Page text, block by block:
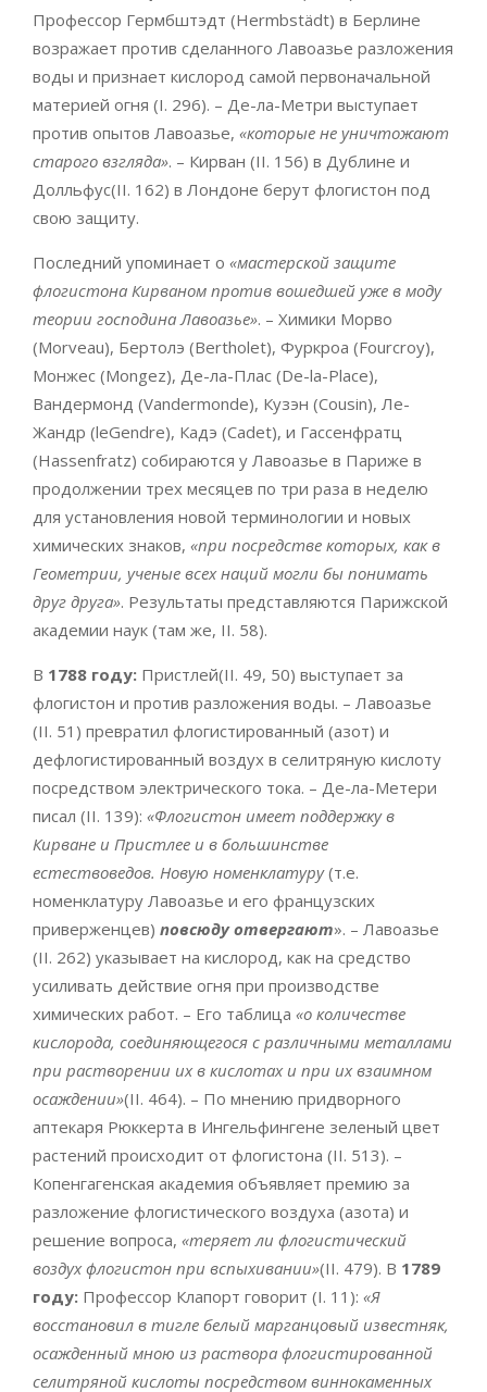
Профессор Гермбштэдт (Hermbstädt) в Берлине
возражает против сделанного Лавоазье разложения
воды и признает кислород самой первоначальной
материей огня (I. 296). – Де-ла-Метри выступает
против опытов Лавоазье, «которые не уничтожают
старого взгляда». – Кирван (II. 156) в Дублине и
Долльфус(II. 162) в Лондоне берут флогистон под
свою защиту.
Последний упоминает о «мастерской защите
флогистона Кирваном против вошедшей уже в моду
теории господина Лавоазье». – Химики Морво
(Morveau), Бертолэ (Bertholet), Фуркроа (Fourcroy),
Монжес (Mongez), Де-ла-Плас (De-la-Place),
Вандермонд (Vandermonde), Кузэн (Cousin), Ле-
Жандр (leGendre), Кадэ (Cadet), и Гассенфратц
(Hassenfratz) собираются у Лавоазье в Париже в
продолжении трех месяцев по три раза в неделю
для установления новой терминологии и новых
химических знаков, «при посредстве которых, как в
Геометрии, ученые всех наций могли бы понимать
друг друга». Результаты представляются Парижской
академии наук (там же, II. 58).
В 1788 году: Пристлей(II. 49, 50) выступает за
флогистон и против разложения воды. – Лавоазье
(II. 51) превратил флогистированный (азот) и
дефлогистированный воздух в селитряную кислоту
посредством электрического тока. – Де-ла-Метери
писал (II. 139): «Флогистон имеет поддержку в
Кирване и Пристлее и в большинстве
естествоведов. Новую номенклатуру(т.е.
номенклатуру Лавоазье и его французских
приверженцев) повсюду отвергают». – Лавоазье
(II. 262) указывает на кислород, как на средство
усиливать действие огня при производстве
химических работ. – Его таблица «о количестве
кислорода, соединяющегося с различными металлами
при растворении их в кислотах и при их взаимном
осаждении»(II. 464). – По мнению придворного
аптекаря Рюккерта в Ингельфингене зеленый цвет
растений происходит от флогистона (II. 513). –
Копенгагенская академия объявляет премию за
разложение флогистического воздуха (азота) и
решение вопроса, «теряет ли флогистический
воздух флогистон при вспыхивании»(II. 479). В 1789
году: Профессор Клапорт говорит (I. 11): «Я
восстановил в тигле белый марганцовый известняк,
осажденный мною из раствора флогистированной
селитряной кислоты посредством виннокаменных